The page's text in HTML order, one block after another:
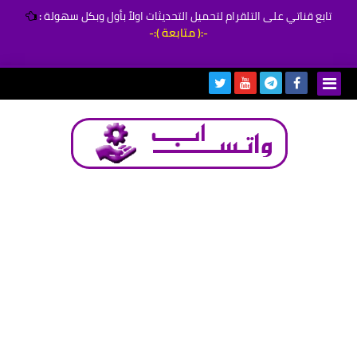
تابع قناتي على التلقرام لتحميل التحديثات اولاً بأول وبكل سهولة:
-:( متابعة ):-